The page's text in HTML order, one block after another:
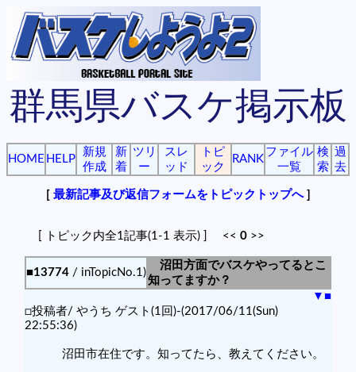
群馬県バスケ掲示板
HOME HELP
新規
作成
新
着
ツリ
ー
スレ
ッド
トピ
ック
RANK
ファイル
一覧
検
索
過
去
[ 最新記事及び返信フォームをトピックトップへ]
[ トピック内全1記事(1-1 表示) ] << 0 >>
■13774 / inTopicNo.1)
沼田方面でバスケやってるとこ
知ってますか？
▼ ■
□投稿者/ やうち ゲスト(1回)-(2017/06/11(Sun)
22:55:36)
沼田市在住です。知ってたら、教えてください。